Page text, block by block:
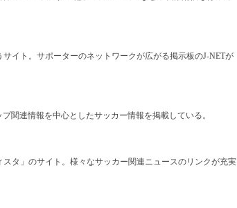
イト。サポーターのネットワークが広がる掲示板のJ-NETが
関連情報を中心としたサッカー情報を掲載している。
タ」のサイト。様々なサッカー関連ニュースのリンクが充実